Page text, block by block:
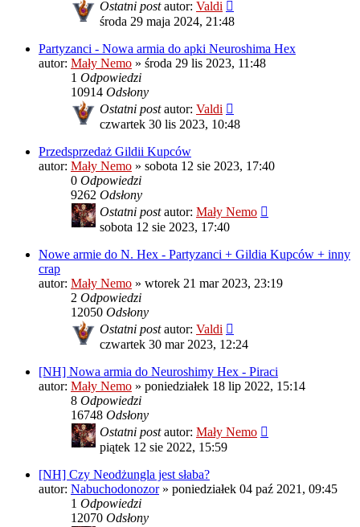
Ostatni postautor: Valdi
środa 29 maja 2024, 21:48
Partyzanci - Nowa armia do apki Neuroshima Hex
autor: Mały Nemo » środa 29 lis 2023, 11:48
1 Odpowiedzi
10914 Odsłony
Ostatni postautor: Valdi
czwartek 30 lis 2023, 10:48
Przedsprzedaż Gildii Kupców
autor: Mały Nemo » sobota 12 sie 2023, 17:40
0 Odpowiedzi
9262 Odsłony
Ostatni postautor: Mały Nemo
sobota 12 sie 2023, 17:40
Nowe armie do N. Hex - Partyzanci + Gildia Kupców + inny
crap
autor: Mały Nemo » wtorek 21 mar 2023, 23:19
2 Odpowiedzi
12050 Odsłony
Ostatni postautor: Valdi
czwartek 30 mar 2023, 12:24
[NH] Nowa armia do Neuroshimy Hex - Piraci
autor: Mały Nemo » poniedziałek 18 lip 2022, 15:14
8 Odpowiedzi
16748 Odsłony
Ostatni postautor: Mały Nemo
piątek 12 sie 2022, 15:59
[NH] Czy Neodżungla jest słaba?
autor: Nabuchodonozor» poniedziałek 04 paź 2021, 09:45
1 Odpowiedzi
12070 Odsłony